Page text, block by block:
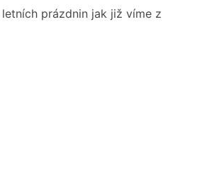
prázdnin jak již víme z